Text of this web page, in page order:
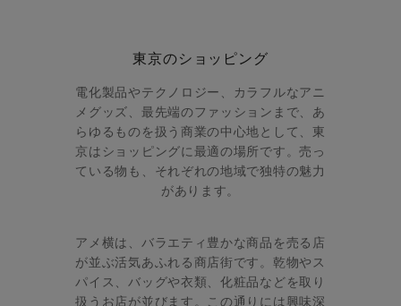
東京のショッピング
電化製品やテクノロジー、カラフルなアニ
メグッズ、最先端のファッションまで、あ
らゆるものを扱う商業の中心地として、東
京はショッピングに最適の場所です。売っ
ている物も、それぞれの地域で独特の魅力
があります。
アメ横は、バラエティ豊かな商品を売る店
が並ぶ活気あふれる商店街です。乾物やス
パイス、バッグや衣類、化粧品などを取り
扱うお店が並びます。この通りには興味深